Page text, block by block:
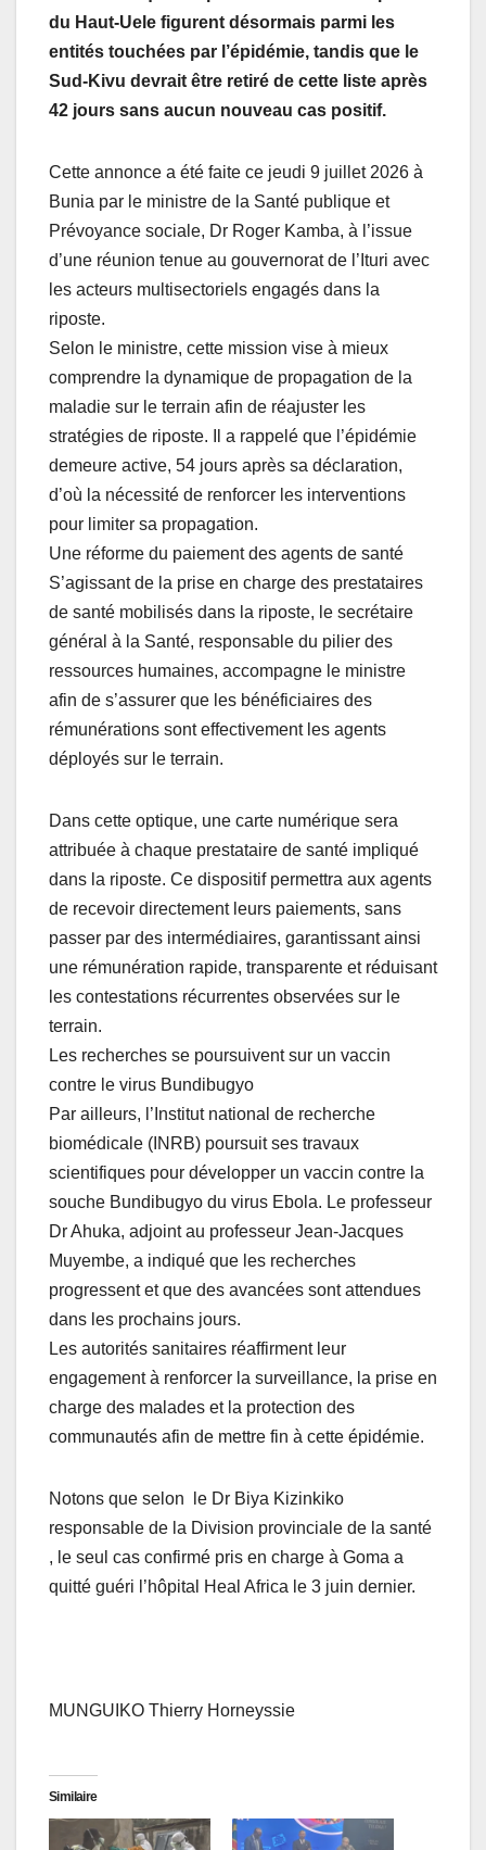
du Haut-Uele figurent désormais parmi les
entités touchées par l’épidémie, tandis que le
Sud-Kivu devrait être retiré de cette liste après
42 jours sans aucun nouveau cas positif.
Cette annonce a été faite ce jeudi 9 juillet 2026 à
Bunia par le ministre de la Santé publique et
Prévoyance sociale, Dr Roger Kamba, à l’issue
d’une réunion tenue au gouvernorat de l’Ituri avec
les acteurs multisectoriels engagés dans la
riposte.
Selon le ministre, cette mission vise à mieux
comprendre la dynamique de propagation de la
maladie sur le terrain afin de réajuster les
stratégies de riposte. Il a rappelé que l’épidémie
demeure active, 54 jours après sa déclaration,
d’où la nécessité de renforcer les interventions
pour limiter sa propagation.
Une réforme du paiement des agents de santé
S’agissant de la prise en charge des prestataires
de santé mobilisés dans la riposte, le secrétaire
général à la Santé, responsable du pilier des
ressources humaines, accompagne le ministre
afin de s’assurer que les bénéficiaires des
rémunérations sont effectivement les agents
déployés sur le terrain.
Dans cette optique, une carte numérique sera
attribuée à chaque prestataire de santé impliqué
dans la riposte. Ce dispositif permettra aux agents
de recevoir directement leurs paiements, sans
passer par des intermédiaires, garantissant ainsi
une rémunération rapide, transparente et réduisant
les contestations récurrentes observées sur le
terrain.
Les recherches se poursuivent sur un vaccin
contre le virus Bundibugyo
Par ailleurs, l’Institut national de recherche
biomédicale (INRB) poursuit ses travaux
scientifiques pour développer un vaccin contre la
souche Bundibugyo du virus Ebola. Le professeur
Dr Ahuka, adjoint au professeur Jean-Jacques
Muyembe, a indiqué que les recherches
progressent et que des avancées sont attendues
dans les prochains jours.
Les autorités sanitaires réaffirment leur
engagement à renforcer la surveillance, la prise en
charge des malades et la protection des
communautés afin de mettre fin à cette épidémie.
Notons que selon le Dr Biya Kizinkiko
responsable de la Division provinciale de la santé
, le seul cas confirmé pris en charge à Goma a
quitté guéri l’hôpital Heal Africa le 3 juin dernier.
MUNGUIKO Thierry Horneyssie
Similaire